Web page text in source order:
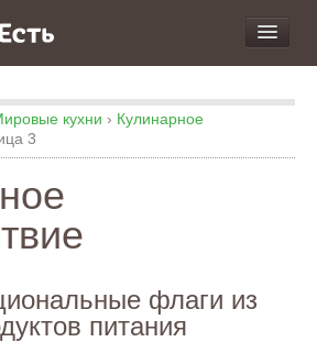
кухни › Кулинарное
3
флаги из
питания